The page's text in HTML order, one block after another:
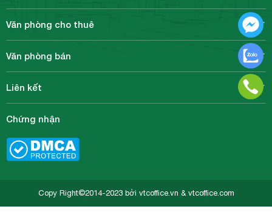
Văn phòng cho thuê
Văn phòng bán
Liên kết
Chứng nhận
Copy Right©2014-2023 bởi vtcoffice.vn & vtcoffice.com